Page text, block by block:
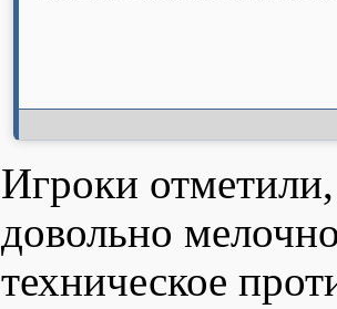
Игроки
довольно
техническое